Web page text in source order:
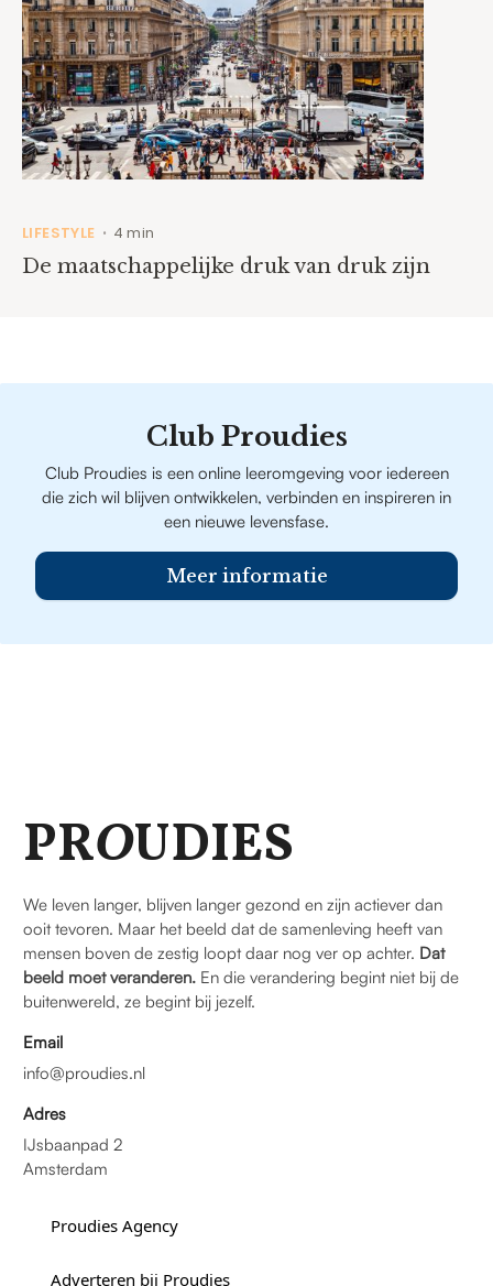
LIFESTYLE • 4 min
De maatschappelijke druk van druk zijn
Club Proudies
Club Proudies is een online leeromgeving voor iedereen
die zich wil blijven ontwikkelen, verbinden en inspireren in
een nieuwe levensfase.
Meer informatie
PROUDIES
We leven langer, blijven langer gezond en zijn actiever dan
ooit tevoren. Maar het beeld dat de samenleving heeft van
mensen boven de zestig loopt daar nog ver op achter. Dat
beeld moet veranderen. En die verandering begint niet bij de
buitenwereld, ze begint bij jezelf.
Email
info@proudies.nl
Adres
IJsbaanpad 2
Amsterdam
Proudies Agency
Adverteren bij Proudies